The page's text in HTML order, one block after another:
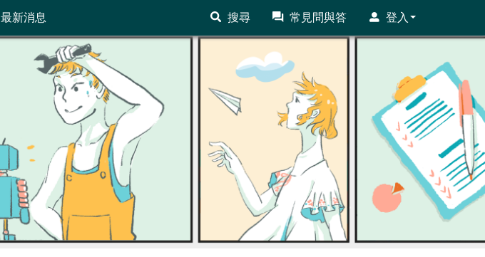
最新消息 搜尋 常見問與答 登入